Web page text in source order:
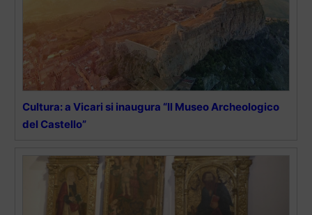
Cultura: a Vicari si inaugura “Il Museo Archeologico
del Castello”